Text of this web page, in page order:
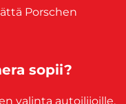
Porschen
sopii?
valinta autoilijoille,